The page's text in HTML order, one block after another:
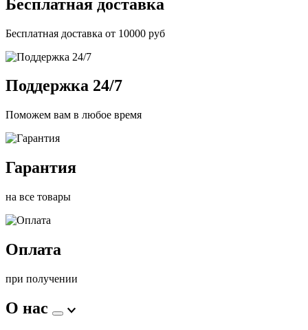
Бесплатная доставка
Бесплатная доставка от 10000 руб
Поддержка 24/7
Поможем вам в любое время
Гарантия
на все товары
Оплата
при получении
О нас